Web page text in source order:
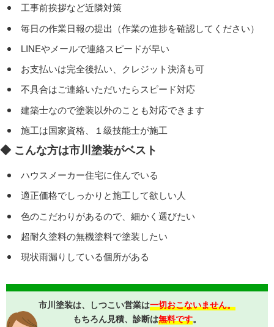
工事前挨拶など近隣対策
毎日の作業日報の提出（作業の進捗を確認してください）
LINEやメールで連絡スピードが早い
お支払いは完全後払い、クレジット決済も可
不具合はご連絡いただいたらスピード対応
建築士なので塗装以外のことも対応できます
施工は国家資格、１級技能士が施工
◆ こんな方は市川塗装がベスト
ハウスメーカー住宅に住んでいる
適正価格でしっかりと施工して欲しい人
色のこだわりがあるので、細かく選びたい
超耐久塗料の無機塗料で塗装したい
現状雨漏りしている個所がある
市川塗装は、しつこい営業は一切おこないません。
もちろん見積、診断は無料です。